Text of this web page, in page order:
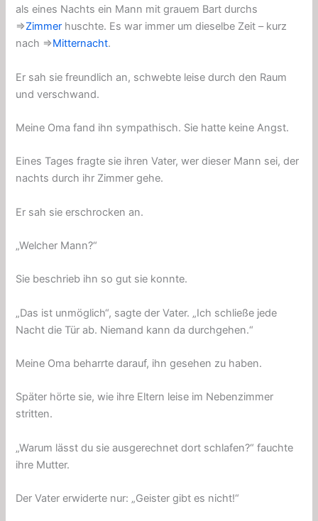
als eines Nachts ein Mann mit grauem Bart durchs
⇒Zimmer huschte. Es war immer um dieselbe Zeit – kurz
nach ⇒Mitternacht.
Er sah sie freundlich an, schwebte leise durch den Raum
und verschwand.
Meine Oma fand ihn sympathisch. Sie hatte keine Angst.
Eines Tages fragte sie ihren Vater, wer dieser Mann sei, der
nachts durch ihr Zimmer gehe.
Er sah sie erschrocken an.
„Welcher Mann?“
Sie beschrieb ihn so gut sie konnte.
„Das ist unmöglich“, sagte der Vater. „Ich schließe jede
Nacht die Tür ab. Niemand kann da durchgehen.“
Meine Oma beharrte darauf, ihn gesehen zu haben.
Später hörte sie, wie ihre Eltern leise im Nebenzimmer
stritten.
„Warum lässt du sie ausgerechnet dort schlafen?“ fauchte
ihre Mutter.
Der Vater erwiderte nur: „Geister gibt es nicht!“